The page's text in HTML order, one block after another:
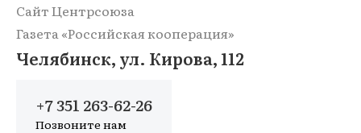
Сайт Центрсоюза
Газета «Российская кооперация»
Челябинск, ул. Кирова, 112
+7 351 263-62-26
Позвоните нам